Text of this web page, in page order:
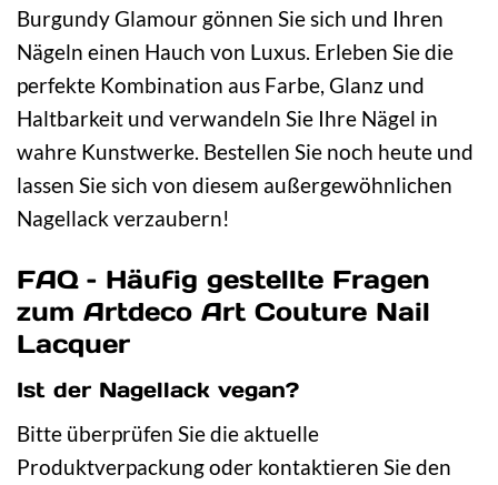
Burgundy Glamour gönnen Sie sich und Ihren
Nägeln einen Hauch von Luxus. Erleben Sie die
perfekte Kombination aus Farbe, Glanz und
Haltbarkeit und verwandeln Sie Ihre Nägel in
wahre Kunstwerke. Bestellen Sie noch heute und
lassen Sie sich von diesem außergewöhnlichen
Nagellack verzaubern!
FAQ – Häufig gestellte Fragen
zum Artdeco Art Couture Nail
Lacquer
Ist der Nagellack vegan?
Bitte überprüfen Sie die aktuelle
Produktverpackung oder kontaktieren Sie den